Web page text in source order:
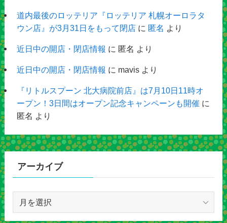
道内最後のロッテリア『ロッテリア 札幌オーロラタ
ウン店』が3月31日をもって閉店に 匿名 より
近日中の開店・閉店情報 に 匿名 より
近日中の開店・閉店情報 に mavisより
『リトルスプーン 北大病院前店』は7月10日11時オ
ープン！3日間はオープン記念キャンペーンも開催 に
匿名 より
アーカイブ